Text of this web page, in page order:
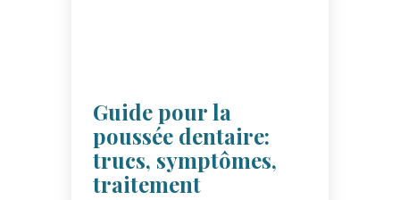
Guide pour la
poussée dentaire:
trucs, symptômes,
traitement